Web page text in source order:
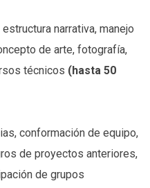
narrativa, manejo
de arte, fotografía,
técnicos (hasta 50
conformación de equipo,
de proyectos anteriores,
de grupos